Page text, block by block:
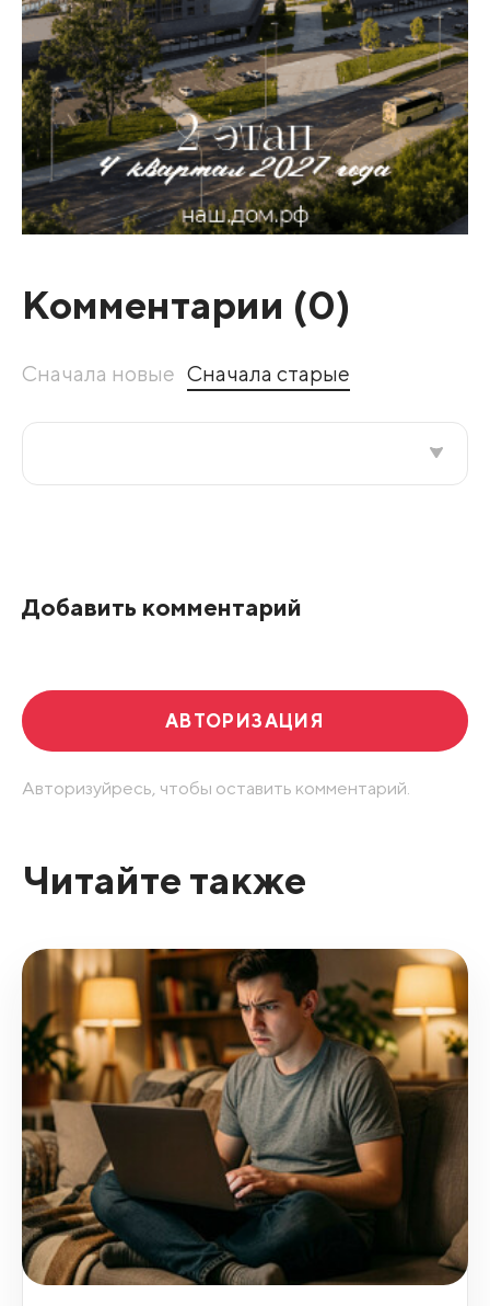
Комментарии (0)
Сначала новые Сначала старые
Добавить комментарий
АВТОРИЗАЦИЯ
Авторизуйресь, чтобы оставить комментарий.
Читайте также